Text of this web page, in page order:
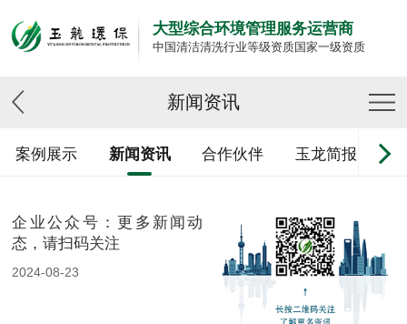
大型综合环境管理服务运营商
中国清洁清洗行业等级资质国家一级资质
新闻资讯
案例展示 新闻资讯 合作伙伴 玉龙简报
企业公众号：更多新闻动
态，请扫码关注
2024-08-23